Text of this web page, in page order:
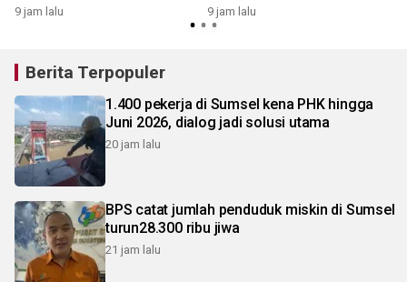
9 jam lalu 9 jam lalu
Berita Terpopuler
1.400 pekerja di Sumsel kena PHK hingga
Juni 2026, dialog jadi solusi utama
20 jam lalu
BPS catat jumlah penduduk miskin di Sumsel
turun28.300 ribu jiwa
21 jam lalu